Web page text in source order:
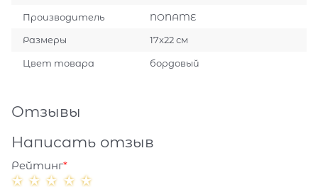
Производитель NONAME
Размеры 17x22 см
Цвет товара бордовый
Отзывы
Написать отзыв
Рейтинг